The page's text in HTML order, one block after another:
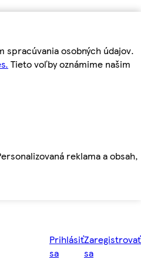
osobných údajov.
Tieto voľby oznámime našim
reklama a obsah,
Prihlásiť
sa
Zaregistrovať
sa